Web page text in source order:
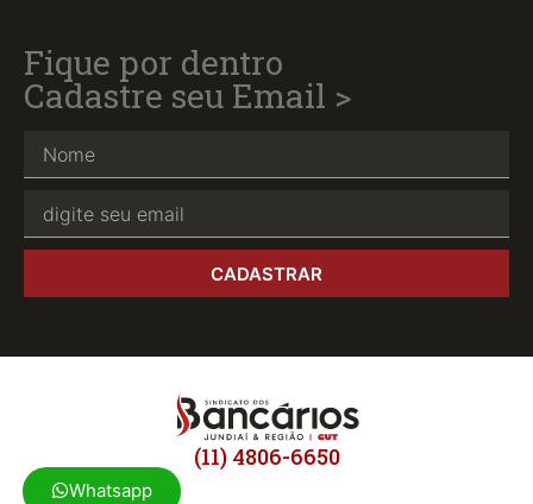
Fique por dentro
Cadastre seu Email >
CADASTRAR
(11) 4806-6650
Whatsapp